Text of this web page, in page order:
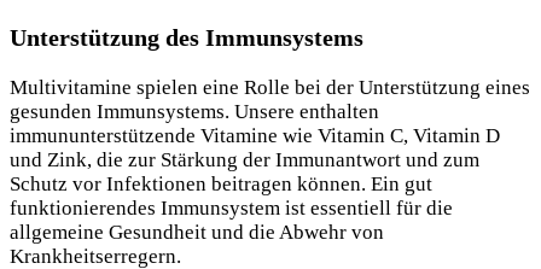
Unterstützung des Immunsystems
Multivitamine spielen eine Rolle bei der Unterstützung eines
gesunden Immunsystems. Unsere enthalten
immununterstützende Vitamine wie Vitamin C, Vitamin D
und Zink, die zur Stärkung der Immunantwort und zum
Schutz vor Infektionen beitragen können. Ein gut
funktionierendes Immunsystem ist essentiell für die
allgemeine Gesundheit und die Abwehr von
Krankheitserregern.